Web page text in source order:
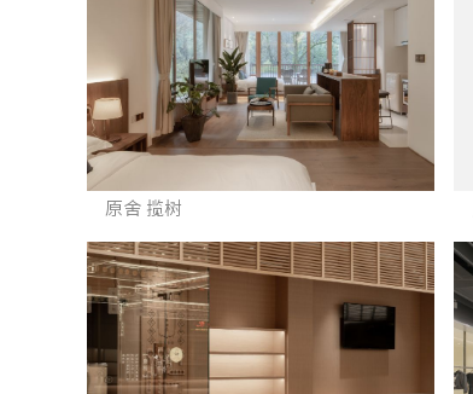
原舍 揽树